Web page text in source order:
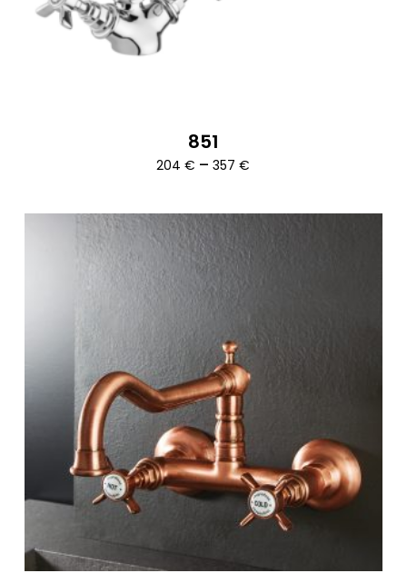
851
204€ – 357€